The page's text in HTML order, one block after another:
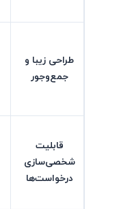
طراحی زیبا و
جمع‌وجور
قابلیت
شخصی‌سازی
درخواست‌ها